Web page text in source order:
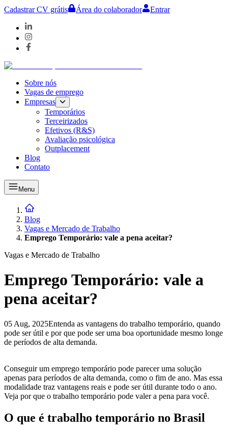
Cadastrar CV grátis Área do colaborador Entrar
Sobre nós
Vagas de emprego
Empresas
Temporários
Terceirizados
Efetivos (R&S)
Avaliação psicológica
Outplacement
Blog
Contato
Menu
Blog
Vagas e Mercado de Trabalho
Emprego Temporário: vale a pena aceitar?
Vagas e Mercado de Trabalho
Emprego Temporário: vale a
pena aceitar?
05 Aug, 2025Entenda as vantagens do trabalho temporário, quando
pode ser útil e por que pode ser uma boa oportunidade mesmo longe
de períodos de alta demanda.
Conseguir um emprego temporário pode parecer uma solução
apenas para períodos de alta demanda, como o fim de ano. Mas essa
modalidade traz vantagens reais e pode ser útil durante todo o ano.
Veja por que o trabalho temporário pode valer a pena para você.
O que é trabalho temporário no Brasil